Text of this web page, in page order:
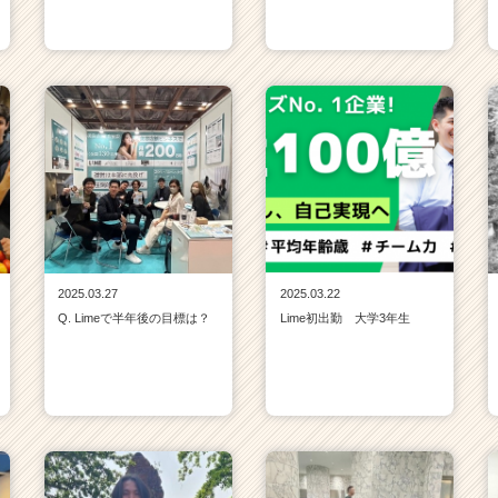
2025.03.27
Q. Limeで半年後の目標は？
2025.03.22
Lime初出勤 大学3年生